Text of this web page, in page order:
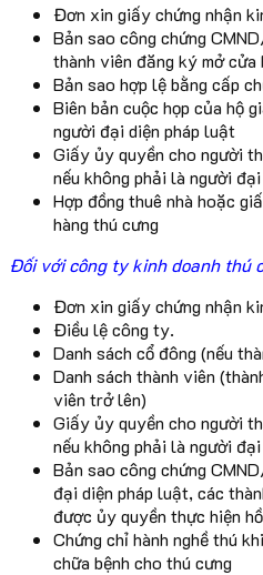
Đơn xin giấy chứng nhận
Bản sao công chứng
thành viên đăng ký mở cửa
Bản sao hợp lệ bằng cấp
Biên bản cuộc họp của hộ
người đại diện pháp luật
Giấy ủy quyền cho người
nếu không phải là người
Hợp đồng thuê nhà hoặc
hàng thú cưng
Đối với công ty kinh doanh thú
Đơn xin giấy chứng nhận
Điều lệ công ty.
Danh sách cổ đông (nếu
Danh sách thành viên
viên trở lên)
Giấy ủy quyền cho người
nếu không phải là người
Bản sao công chứng
đại diện pháp luật, các
được ủy quyền thực hiện
Chứng chỉ hành nghề thú
chữa bệnh cho thú cưng